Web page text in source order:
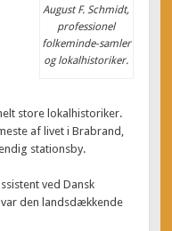
August F. Schmidt,
professionel
folkeminde-samler
og lokalhistoriker.
store lokalhistoriker.
af livet i Brabrand,
stationsby.
ved Dansk
den landsdækkende